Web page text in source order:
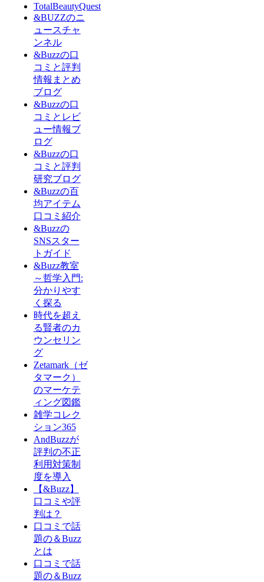
TotalBeautyQuest
&BUZZのニ
ュースチャ
ンネル
&Buzzの口
コミと評判
情報まとめ
ブログ
&Buzzの口
コミとレビ
ュー情報ブ
ログ
&Buzzの口
コミと評判
研究ブログ
&Buzzの百
均アイテム
口コミ紹介
&Buzzの
SNSスター
トガイド
&Buzz教室
～哲学入門:
分かりやす
く探る
時代を超え
る賢者のカ
ウンセリン
グ
Zetamark（ゼ
タマーク）
のマーケテ
ィング図鑑
雑学コレク
ション365
AndBuzzが
評判の不正
利用対策制
度を導入
【&Buzz】
口コミや評
判は？
口コミで話
題の＆Buzz
とは
口コミで話
題の＆Buzz